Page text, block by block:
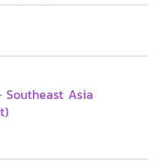
Southeast Asia